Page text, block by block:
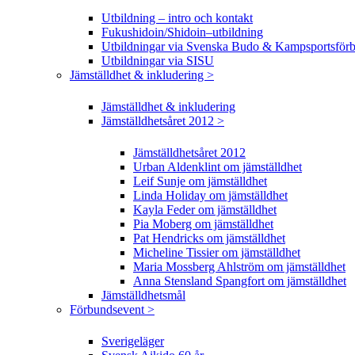
Utbildning – intro och kontakt
Fukushidoin/Shidoin–utbildning
Utbildningar via Svenska Budo &
Utbildningar via SISU
Jämställdhet & inkludering >
Jämställdhet & inkludering
Jämställdhetsåret 2012 >
Jämställdhetsåret 2012
Urban Aldenklint om jämställdhet
Leif Sunje om jämställdhet
Linda Holiday om jämställdhet
Kayla Feder om jämställdhet
Pia Moberg om jämställdhet
Pat Hendricks om jämställdhet
Micheline Tissier om jämställdhet
Maria Mossberg Ahlström om jämställdhet
Anna Stensland Spangfort om jämställdhet
Jämställdhetsmål
Förbundsevent >
Sverigeläger